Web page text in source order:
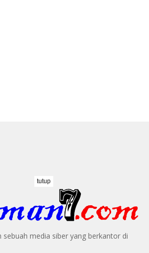
sebuah media siber yang berkantor di
tutup